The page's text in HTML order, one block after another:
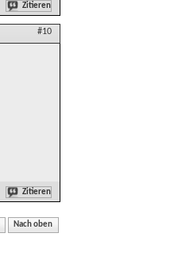
Zitieren
#10
Zitieren
Nach oben